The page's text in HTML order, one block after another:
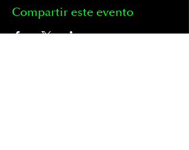
Compartir este evento